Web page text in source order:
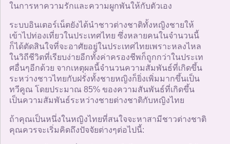
ในการหาความรักและความผูกพันให้กับตัวเอง
ระบบอินเตอร์เน็ตยังได้นำชาวต่างชาติทั้งหญิงชายให้
เข้าไปท่องเที่ยวในประเทศไทย ซึ่งหลายคนในจำนวนนี้
ก็ได้ตัดสินใจที่จะอาศัยอยู่ในประเทศไทยเพราะหลงไหล
ในวิถีชีวิตที่เรียบง่ายอีกทั้งค่าครองชีพก็ถูกกว่าในประเท
ศอื่นๆอีกด้วย จากเหตุผลนี้จำนวนความสัมพันธ์ที่เกิดขึ้น
ระหว่างชาวไทยกับฝรั่งทั้งชายหญิงก็ยิ่งเพิ่มมากขึ้นเป็น
ทวีคูณ โดยประมาณ 85% ของความสันพันธ์ที่เกิดขึ้น
เป็นความสัมพันธ์ระหว่างชายต่างชาติกับหญิงไทย
ถ้าคุณเป็นหนึ่งในหญิงไทยที่สนใจจะหาสามีชาวต่างชาติ
คุณควรจะเริ่มคิดถึงปัจจัยต่างๆต่อไปนี้: